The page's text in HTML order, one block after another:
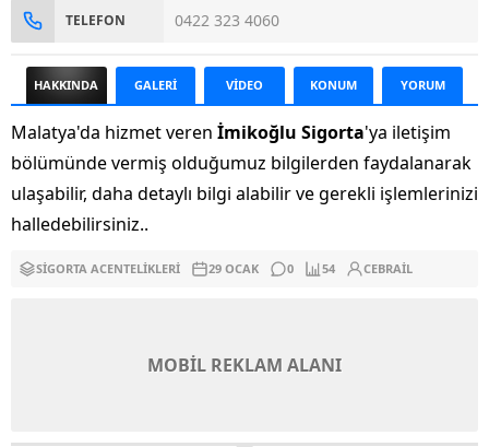
TELEFON 0422 323 4060
HAKKINDA GALERİ VİDEO KONUM YORUM
Malatya'da hizmet veren İmikoğlu Sigorta'ya iletişim
bölümünde vermiş olduğumuz bilgilerden faydalanarak
ulaşabilir, daha detaylı bilgi alabilir ve gerekli işlemlerinizi
halledebilirsiniz..
SIGORTA ACENTELIKLERI 29 OCAK 0 54 CEBRAIL
MOBİL REKLAM ALANI